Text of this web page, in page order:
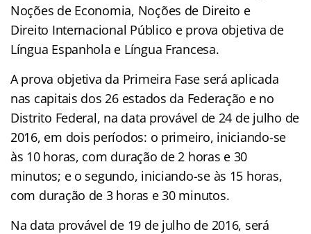
Noções de Economia, Noções de Direito e
Direito Internacional Público e prova objetiva de
Língua Espanhola e Língua Francesa.
A prova objetiva da Primeira Fase será aplicada
nas capitais dos 26 estados da Federação e no
Distrito Federal, na data provável de 24 de julho de
2016, em dois períodos: o primeiro, iniciando-se
às 10 horas, com duração de 2 horas e 30
minutos; e o segundo, iniciando-se às 15 horas,
com duração de 3 horas e 30 minutos.
Na data provável de 19 de julho de 2016, será